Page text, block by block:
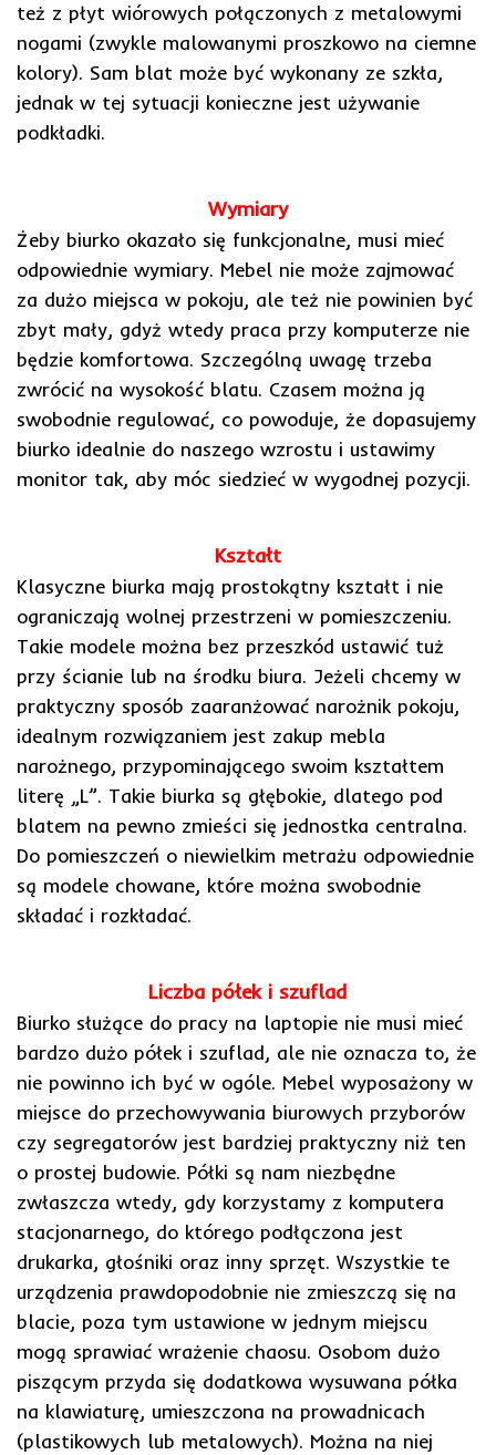
też z płyt wiórowych połączonych z metalowymi
nogami (zwykle malowanymi proszkowo na ciemne
kolory). Sam blat może być wykonany ze szkła,
jednak w tej sytuacji konieczne jest używanie
podkładki.
Wymiary
Żeby biurko okazało się funkcjonalne, musi mieć
odpowiednie wymiary. Mebel nie może zajmować
za dużo miejsca w pokoju, ale też nie powinien być
zbyt mały, gdyż wtedy praca przy komputerze nie
będzie komfortowa. Szczególną uwagę trzeba
zwrócić na wysokość blatu. Czasem można ją
swobodnie regulować, co powoduje, że dopasujemy
biurko idealnie do naszego wzrostu i ustawimy
monitor tak, aby móc siedzieć w wygodnej pozycji.
Kształt
Klasyczne biurka mają prostokątny kształt i nie
ograniczają wolnej przestrzeni w pomieszczeniu.
Takie modele można bez przeszkód ustawić tuż
przy ścianie lub na środku biura. Jeżeli chcemy w
praktyczny sposób zaaranżować narożnik pokoju,
idealnym rozwiązaniem jest zakup mebla
narożnego, przypominającego swoim kształtem
literę „L”. Takie biurka są głębokie, dlatego pod
blatem na pewno zmieści się jednostka centralna.
Do pomieszczeń o niewielkim metrażu odpowiednie
są modele chowane, które można swobodnie
składać i rozkładać.
Liczba półek i szuflad
Biurko służące do pracy na laptopie nie musi mieć
bardzo dużo półek i szuflad, ale nie oznacza to, że
nie powinno ich być w ogóle. Mebel wyposażony w
miejsce do przechowywania biurowych przyborów
czy segregatorów jest bardziej praktyczny niż ten
o prostej budowie. Półki są nam niezbędne
zwłaszcza wtedy, gdy korzystamy z komputera
stacjonarnego, do którego podłączona jest
drukarka, głośniki oraz inny sprzęt. Wszystkie te
urządzenia prawdopodobnie nie zmieszczą się na
blacie, poza tym ustawione w jednym miejscu
mogą sprawiać wrażenie chaosu. Osobom dużo
piszącym przyda się dodatkowa wysuwana półka
na klawiaturę, umieszczona na prowadnicach
(plastikowych lub metalowych). Można na niej